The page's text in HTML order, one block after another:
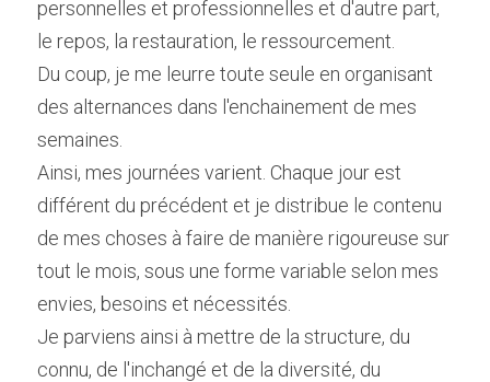
personnelles et professionnelles et d'autre part,
le repos, la restauration, le ressourcement.
Du coup, je me leurre toute seule en organisant
des alternances dans l'enchainement de mes
semaines.
Ainsi, mes journées varient. Chaque jour est
différent du précédent et je distribue le contenu
de mes choses à faire de manière rigoureuse sur
tout le mois, sous une forme variable selon mes
envies, besoins et nécessités.
Je parviens ainsi à mettre de la structure, du
connu, de l'inchangé et de la diversité, du